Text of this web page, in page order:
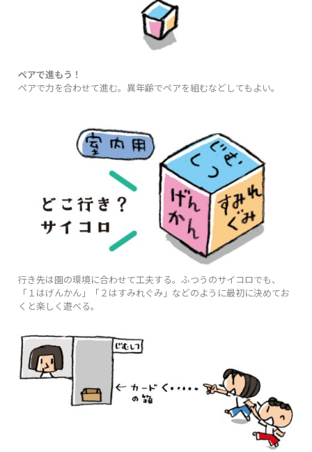
ペアで進もう！
ペアで力を合わせて進む。異年齢でペアを組むなどしてもよい。
行き先は園の環境に合わせて工夫する。ふつうのサイコロでも、
「１はげんかん」「２はすみれぐみ」などのように最初に決めてお
くと楽しく遊べる。